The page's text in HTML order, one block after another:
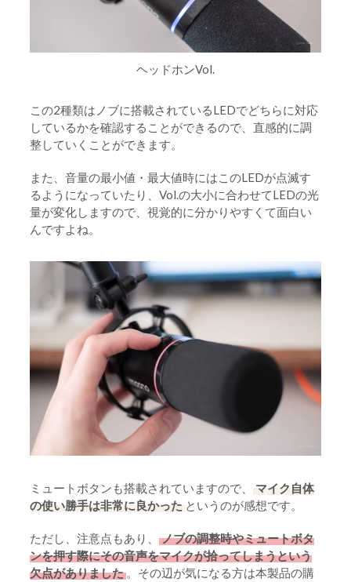
ヘッドホンVol.
この2種類はノブに搭載されているLEDでどちらに対応
しているかを確認することができるので、直感的に調
整していくことができます。
また、音量の最小値・最大値時にはこのLEDが点滅す
るようになっていたり、Vol.の大小に合わせてLEDの光
量が変化しますので、視覚的に分かりやすくて面白い
んですよね。
ミュートボタンも搭載されていますので、
マイク自体
の使い勝手は非常に良かったというのが感想です。
ただし、注意点もあり、
ノブの調整時やミュートボタ
ンを押す際にその音声をマイクが拾ってしまうという
欠点がありました。その辺が気になる方は本製品の購